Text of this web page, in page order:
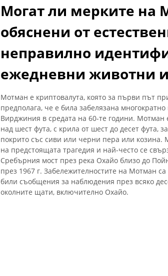
Могат ли мерките на
обяснени от
неправилно
ежедневни животни
Мотман е криптовалута, която за първи път
предполага, че е била забелязана
Вирджиния в средата на 60-те години. Мотман
над шест фута, с крила от шест до десет фута,
покрито със сиви или черни пера или
на предстоящата трагедия и най-често се
Сребърния мост през река Охайо близо до
през 1967 г. Забележителностите на Мотман
били съобщения за наблюдения през всяко
околните щати, включително Охайо.